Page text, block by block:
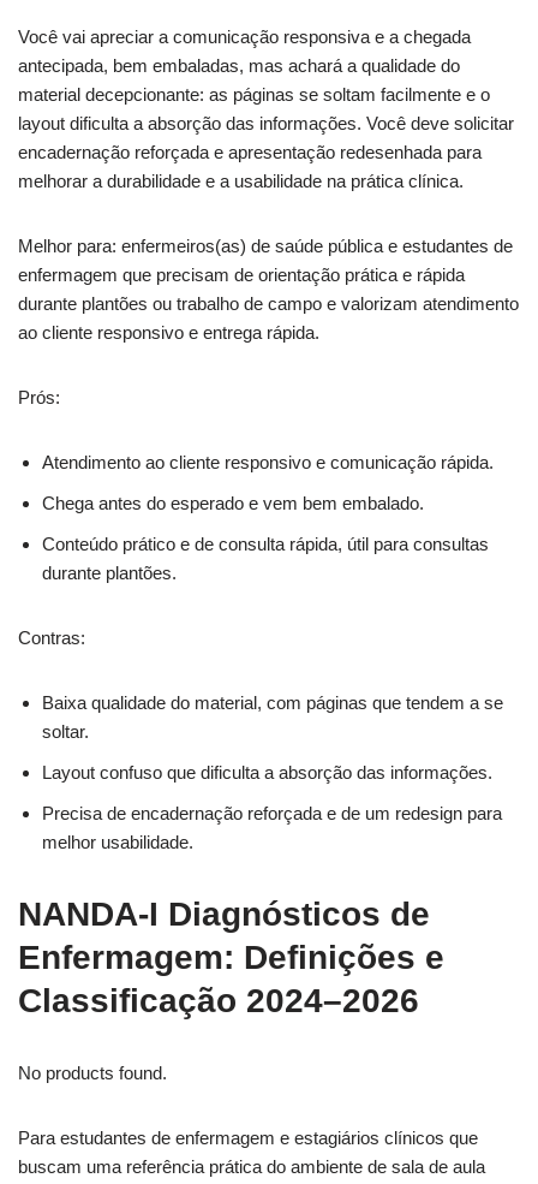
Você vai apreciar a comunicação responsiva e a chegada
antecipada, bem embaladas, mas achará a qualidade do
material decepcionante: as páginas se soltam facilmente e o
layout dificulta a absorção das informações. Você deve solicitar
encadernação reforçada e apresentação redesenhada para
melhorar a durabilidade e a usabilidade na prática clínica.
Melhor para: enfermeiros(as) de saúde pública e estudantes de
enfermagem que precisam de orientação prática e rápida
durante plantões ou trabalho de campo e valorizam atendimento
ao cliente responsivo e entrega rápida.
Prós:
Atendimento ao cliente responsivo e comunicação rápida.
Chega antes do esperado e vem bem embalado.
Conteúdo prático e de consulta rápida, útil para consultas
durante plantões.
Contras:
Baixa qualidade do material, com páginas que tendem a se
soltar.
Layout confuso que dificulta a absorção das informações.
Precisa de encadernação reforçada e de um redesign para
melhor usabilidade.
NANDA-I Diagnósticos de
Enfermagem: Definições e
Classificação 2024–2026
No products found.
Para estudantes de enfermagem e estagiários clínicos que
buscam uma referência prática do ambiente de sala de aula